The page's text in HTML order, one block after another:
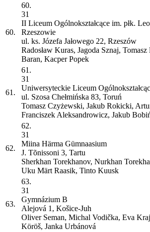
60.
60.
31
II Liceum Ogólnokształcące im. płk.
Rzeszowie
ul. ks. Józefa Jałowego 22, Rzeszów
Radosław Kuras, Jagoda Sznaj,
Baran, Kacper Popek
61.
61.
31
Uniwersyteckie Liceum
ul. Szosa Chełmińska 83, Toruń
Tomasz Czyżewski, Jakub Rokicki,
Franciszek Aleksandrowicz, Jakub
62.
62.
31
Miina Härma Gümnaasium
J. Tõnissoni 3, Tartu
Sherkhan Torekhanov, Nurkhan
Uku Märt Raasik, Tinto Kuusk
63.
63.
31
Gymnázium B
Alejová 1, Košice-Juh
Oliver Seman, Michal Vodička, Eva
Köröš, Janka Urbánová